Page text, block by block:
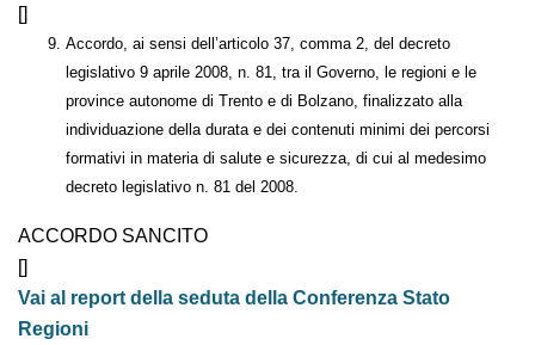
[]
Accordo, ai sensi dell’articolo 37, comma 2, del decreto
legislativo 9 aprile 2008, n. 81, tra il Governo, le regioni e le
province autonome di Trento e di Bolzano, finalizzato alla
individuazione della durata e dei contenuti minimi dei percorsi
formativi in materia di salute e sicurezza, di cui al medesimo
decreto legislativo n. 81 del 2008.
ACCORDO SANCITO
[]
Vai al report della seduta della Conferenza Stato
Regioni